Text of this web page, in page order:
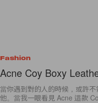
Fashion
Acne Coy Boxy
當你遇到對的人的時候，或許
他。當我一眼看見 Acne 這款